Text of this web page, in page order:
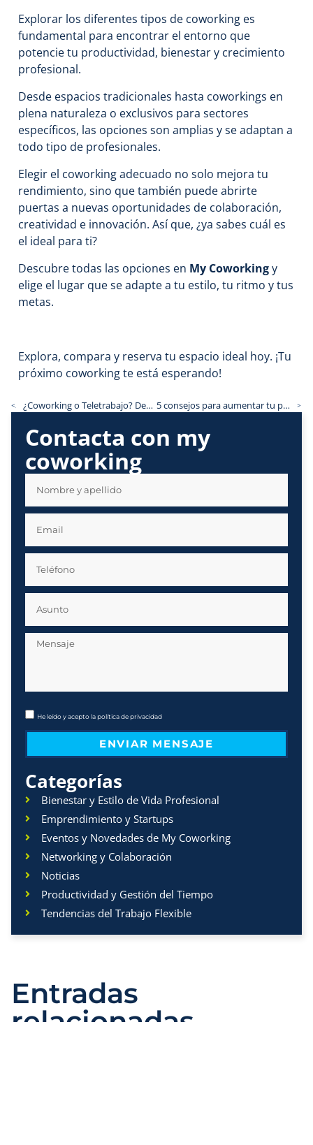
Explorar los diferentes tipos de coworking es
fundamental para encontrar el entorno que
potencie tu productividad, bienestar y crecimiento
profesional.
Desde espacios tradicionales hasta coworkings en
plena naturaleza o exclusivos para sectores
específicos, las opciones son amplias y se adaptan a
todo tipo de profesionales.
Elegir el coworking adecuado no solo mejora tu
rendimiento, sino que también puede abrirte
puertas a nuevas oportunidades de colaboración,
creatividad e innovación. Así que, ¿ya sabes cuál es
el ideal para ti?
Descubre todas las opciones en My Coworkingy
elige el lugar que se adapte a tu estilo, tu ritmo y tus
metas.
Explora, compara y reserva tu espacio ideal hoy. ¡Tu
próximo coworking te está esperando!
<< ¿Coworking o Teletrabajo? Descubre la mejor opción 5 consejos para aumentar tu productividad en un coworking
Contacta con my
coworking
He leído y acepto lapolítica de privacidad
ENVIAR MENSAJE
Categorías
Bienestar y Estilo de Vida Profesional
Emprendimiento y Startups
Eventos y Novedades de My Coworking
Networking y Colaboración
Noticias
Productividad y Gestión del Tiempo
Tendencias del Trabajo Flexible
Entradas
relacionadas